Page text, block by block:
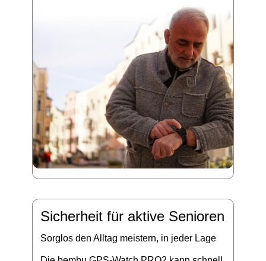
Sicherheit für aktive Senioren
Sorglos den Alltag meistern, in jeder Lage